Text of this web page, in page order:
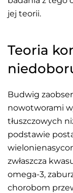
jej teorii.
Teoria
Budwig
nowotworami
tłuszczowych
podstawie
zwłaszcza
omega-3,
chorobom